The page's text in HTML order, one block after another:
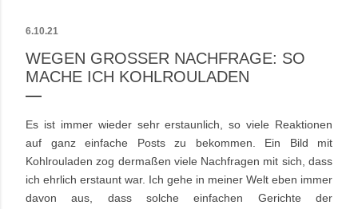
6.10.21
WEGEN GROSSER NACHFRAGE: SO M
ACHE ICH KOHLROULADEN
Es ist immer wieder sehr erstaunlich, so viele Reaktionen
auf ganz einfache Posts zu bekommen. Ein Bild mit
Kohlrouladen zog dermaßen viele Nachfragen mit sich, dass
ich ehrlich erstaunt war. Ich gehe in meiner Welt eben immer
davon aus, dass solche einfachen Gerichte der